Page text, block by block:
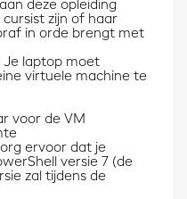
deze opleiding
zijn of haar
in orde brengt met
Je laptop moet
virtuele machine te
voor de VM
ervoor dat je
versie 7 (de
zal tijdens de